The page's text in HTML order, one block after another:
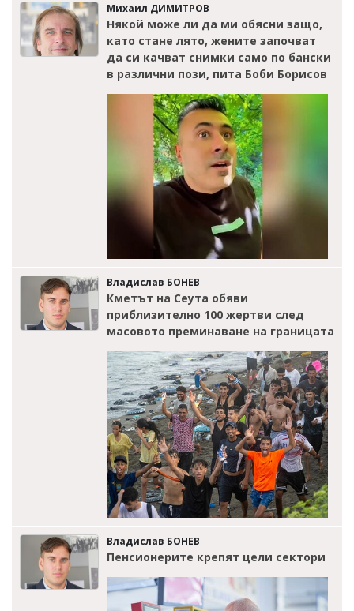
Михаил ДИМИТРОВ
Някой може ли да ми обясни защо,
като стане лято, жените започват
да си качват снимки само по бански
в различни пози, пита Боби Борисов
Владислав БОНЕВ
Кметът на Сеута обяви
приблизително 100 жертви след
масовото преминаване на границата
Владислав БОНЕВ
Пенсионерите крепят цели сектори